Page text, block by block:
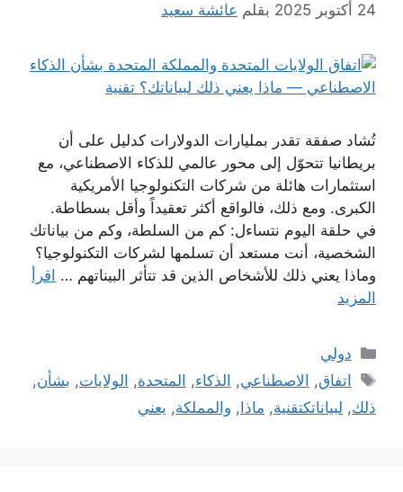
24 أكتوبر 2025 بقلم عائشة سعيد
تُشاد صفقة تقدر بمليارات الدولارات كدليل على أن
بريطانيا تتحوّل إلى محور عالمي للذكاء الاصطناعي، مع
استثمارات هائلة من شركات التكنولوجيا الأمريكية
الكبرى. ومع ذلك، فالواقع أكثر تعقيداً وأقل بسطاطة.
في حلقة اليوم نتساءل: كم من السلطة، وكم من بياناتك
الشخصية، أنت مستعد أن تسلمها لشركات التكنولوجيا؟
وماذا يعني ذلك للأشخاص الذين قد تتأثر البيناتهم … اقرأ
المزيد
التصنيفات
دولي
الوسوم
اتفاق, الاصطناعي, الذكاء, المتحدة, الولايات, بشأن,
ذلك, لبياناتكتقنية, ماذا , والمملكة, يعني